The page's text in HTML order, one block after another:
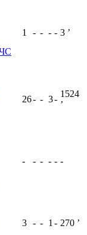
1 - - - - 3 ʼ
26- - 3-
1524
ʼ
- - - - - -
3 - - 1 - 270 ʼ